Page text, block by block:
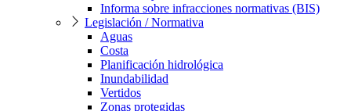
Informa sobre infracciones normativas (BIS)
Legislación / Normativa
Aguas
Costa
Planificación hidrológica
Inundabilidad
Vertidos
Zonas protegidas